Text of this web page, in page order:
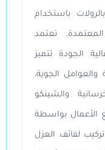
باستخدام
تعتمد
الجودة تتميز
والعوامل الجوية،
والشينكو
الأعمال بواسطة
لفائف العزل